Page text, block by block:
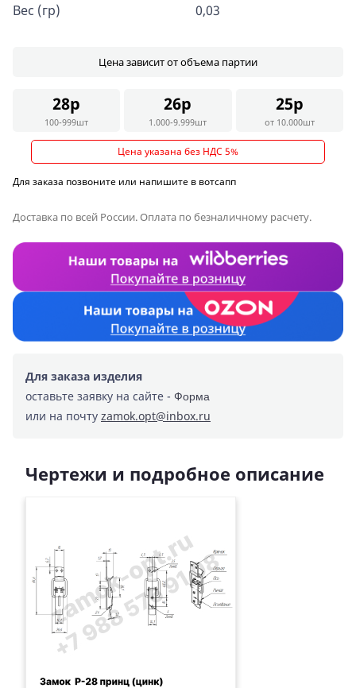
Вес (гр)
0,03
Цена зависит от объема партии
28р
100-999шт
26р
1.000-9.999шт
25р
от 10.000шт
Цена указана без НДС 5%
Для заказа позвоните или напишите в вотсапп
Доставка по всей России. Оплата по безналичному расчету.
Для заказа изделия
оставьте заявку на сайте - Форма
или на почту zamok.opt@inbox.ru
Чертежи и подробное описание